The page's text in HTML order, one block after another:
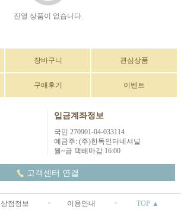
진열 상품이 없습니다.
장바구니 관심상품
구매후기 이벤트
입금계좌정보
국민 270901-04-033114
예금주: (주)한독인터네셔널
월~금 택배마감 16:00
고객센터 연결
상점정보 이용안내 TOP ▲